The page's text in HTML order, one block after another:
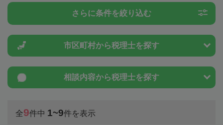
さらに条件を絞り込む
市区町村から税理士を探す
相談内容から税理士を探す
全9件中 1~9件を表示